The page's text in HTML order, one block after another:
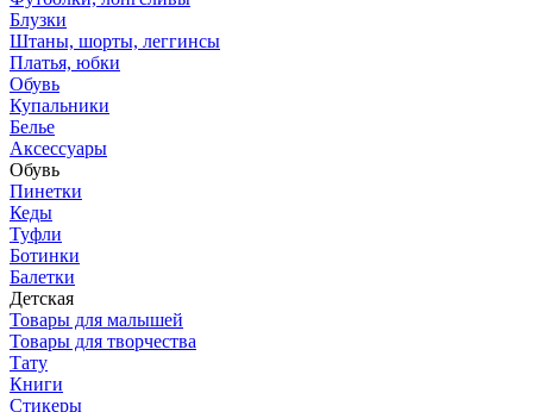
Блузки
Штаны, шорты, леггинсы
Платья, юбки
Обувь
Купальники
Белье
Аксессуары
Обувь
Пинетки
Кеды
Туфли
Ботинки
Балетки
Детская
Товары для малышей
Товары для творчества
Тату
Книги
Стикеры